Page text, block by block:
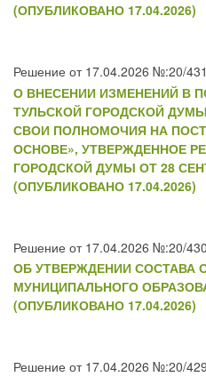
(ОПУБЛИКОВАНО 17.04.2026)
Решение от 17.04.2026 №:20/431
О ВНЕСЕНИИ ИЗМЕНЕНИЙ В
ТУЛЬСКОЙ ГОРОДСКОЙ
СВОИ ПОЛНОМОЧИЯ НА
ОСНОВЕ», УТВЕРЖДЕННОЕ
ГОРОДСКОЙ ДУМЫ ОТ 28
(ОПУБЛИКОВАНО 17.04.2026)
Решение от 17.04.2026 №:20/430
ОБ УТВЕРЖДЕНИИ СОСТАВА
МУНИЦИПАЛЬНОГО
(ОПУБЛИКОВАНО 17.04.2026)
Решение от 17.04.2026 №:20/429